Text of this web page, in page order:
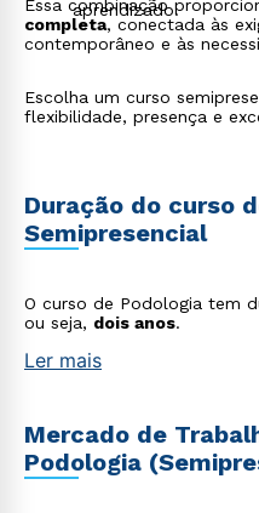
aprendizado.
Essa combinação
completa, conectada às
contemporâneo e às
Escolha um curso
flexibilidade, presença e
Duração do curso
Semipresencial
O curso de Podologia tem
ou seja, dois anos.
Ler mais
Mercado de
Podologia